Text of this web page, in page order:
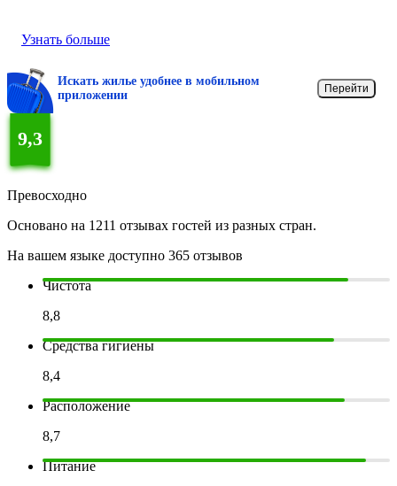
Узнать больше
Искать жилье удобнее в мобильном
приложении
Перейти
9,3
Превосходно
Основано на 1211 отзывах гостей из разных стран.
На вашем языке доступно 365 отзывов
Чистота
8,8
Средства гигиены
8,4
Расположение
8,7
Питание